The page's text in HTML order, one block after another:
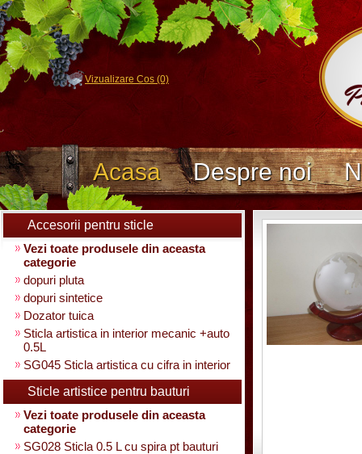
Vizualizare Cos (0)
Acasa Despre noi
Accesorii pentru sticle
Vezi toate produsele din aceasta
categorie
dopuri pluta
dopuri sintetice
Dozator tuica
Sticla artistica in interior mecanic +auto
0.5L
SG045 Sticla artistica cu cifra in interior
Sticle artistice pentru bauturi
Vezi toate produsele din aceasta
categorie
SG028 Sticla 0.5 L cu spira pt bauturi